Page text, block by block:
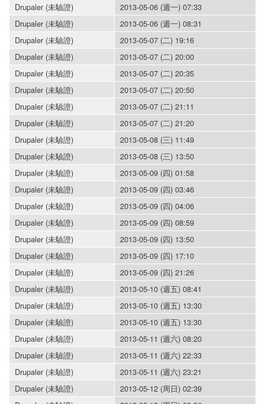
Drupaler (未驗證)
2013-05-06 (週一) 07:33
Drupaler (未驗證)
2013-05-06 (週一) 08:31
Drupaler (未驗證)
2013-05-07 (二) 19:16
Drupaler (未驗證)
2013-05-07 (二) 20:00
Drupaler (未驗證)
2013-05-07 (二) 20:35
Drupaler (未驗證)
2013-05-07 (二) 20:50
Drupaler (未驗證)
2013-05-07 (二) 21:11
Drupaler (未驗證)
2013-05-07 (二) 21:20
Drupaler (未驗證)
2013-05-08 (三) 11:49
Drupaler (未驗證)
2013-05-08 (三) 13:50
Drupaler (未驗證)
2013-05-09 (四) 01:58
Drupaler (未驗證)
2013-05-09 (四) 03:46
Drupaler (未驗證)
2013-05-09 (四) 04:06
Drupaler (未驗證)
2013-05-09 (四) 08:59
Drupaler (未驗證)
2013-05-09 (四) 13:50
Drupaler (未驗證)
2013-05-09 (四) 17:10
Drupaler (未驗證)
2013-05-09 (四) 21:26
Drupaler (未驗證)
2013-05-10 (週五) 08:41
Drupaler (未驗證)
2013-05-10 (週五) 13:30
Drupaler (未驗證)
2013-05-10 (週五) 13:30
Drupaler (未驗證)
2013-05-11 (週六) 08:20
Drupaler (未驗證)
2013-05-11 (週六) 22:33
Drupaler (未驗證)
2013-05-11 (週六) 23:21
Drupaler (未驗證)
2013-05-12 (周日) 02:39